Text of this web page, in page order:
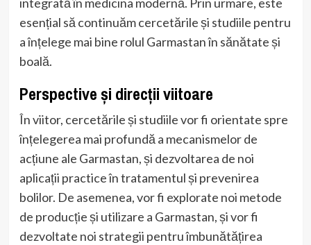
esențial să continuăm cercetările și studiile pentru
a înțelege mai bine rolul Garmastan în sănătate și
boală.
Perspective și direcții viitoare
În viitor, cercetările și studiile vor fi orientate spre
înțelegerea mai profundă a mecanismelor de
acțiune ale Garmastan, și dezvoltarea de noi
aplicații practice în tratamentul și prevenirea
bolilor. De asemenea, vor fi explorate noi metode
de producție și utilizare a Garmastan, și vor fi
dezvoltate noi strategii pentru îmbunătățirea